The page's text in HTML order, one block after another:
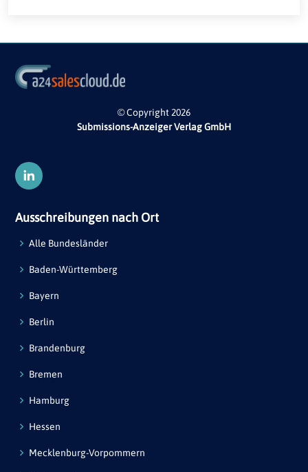
© Copyright 2026
Submissions-Anzeiger Verlag GmbH
Ausschreibungen nach Ort
Alle Bundesländer
Baden-Württemberg
Bayern
Berlin
Brandenburg
Bremen
Hamburg
Hessen
Mecklenburg-Vorpommern